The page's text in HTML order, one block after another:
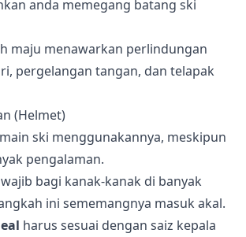
anda memegang batang ski
maju menawarkan perlindungan
pergelangan tangan, dan telapak
(Helmet)
ski menggunakannya, meskipun
pengalaman.
bagi kanak-kanak di banyak
ini sememangnya masuk akal.
harus sesuai dengan saiz kepala